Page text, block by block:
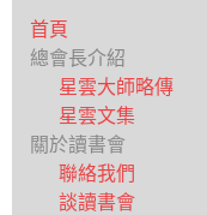
首頁
總會長介紹
星雲大師略傳
星雲文集
關於讀書會
聯絡我們
談讀書會